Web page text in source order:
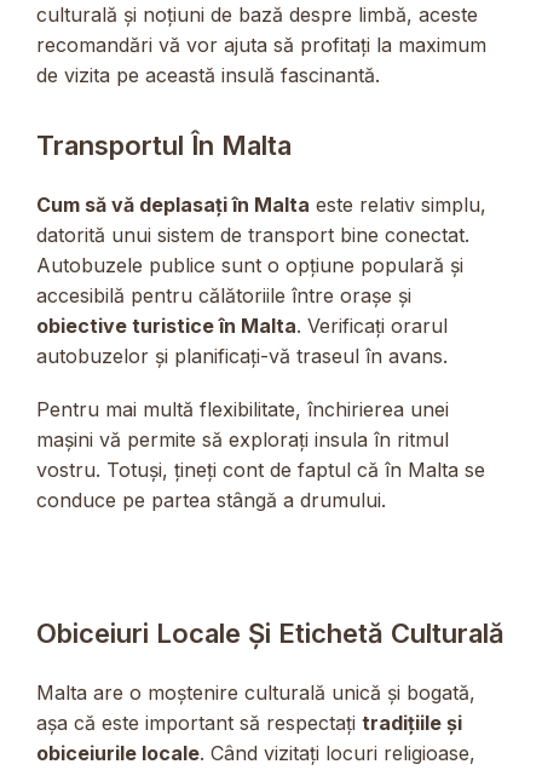
culturală și noțiuni de bază despre limbă, aceste
recomandări vă vor ajuta să profitați la maximum
de vizita pe această insulă fascinantă.
Transportul În Malta
Cum să vă deplasați în Malta este relativ simplu,
datorită unui sistem de transport bine conectat.
Autobuzele publice sunt o opțiune populară și
accesibilă pentru călătoriile între orașe și
obiective turistice în Malta. Verificați orarul
autobuzelor și planificați-vă traseul în avans.
Pentru mai multă flexibilitate, închirierea unei
mașini vă permite să explorați insula în ritmul
vostru. Totuși, țineți cont de faptul că în Malta se
conduce pe partea stângă a drumului.
Obiceiuri Locale Și Etichetă Culturală
Malta are o moștenire culturală unică și bogată,
așa că este important să respectați tradițiile și
obiceiurile locale. Când vizitați locuri religioase,